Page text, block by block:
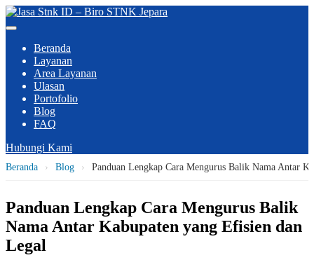
Beranda
Layanan
Area Layanan
Ulasan
Portofolio
Blog
FAQ
Hubungi Kami
Beranda › Blog › Panduan Lengkap Cara Mengurus Balik Nama Antar
Panduan Lengkap Cara Mengurus Balik
Nama Antar Kabupaten yang Efisien dan
Legal